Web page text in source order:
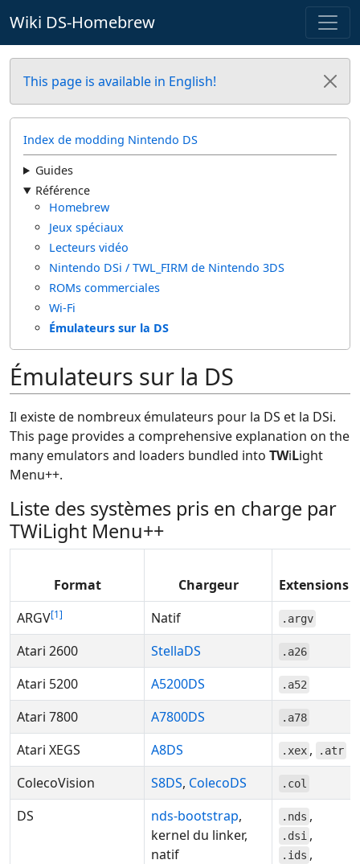
Wiki DS-Homebrew
This page is available in English!
Index de modding Nintendo DS
Guides
Référence
Homebrew
Jeux spéciaux
Lecteurs vidéo
Nintendo DSi / TWL_FIRM de Nintendo 3DS
ROMs commerciales
Wi-Fi
Émulateurs sur la DS
Émulateurs sur la DS
Il existe de nombreux émulateurs pour la DS et la DSi.
This page provides a comprehensive explanation on the
many emulators and loaders bundled into TWiLight
Menu++.
Liste des systèmes pris en charge par
TWiLight Menu++
Format Chargeur
Extensions
ARGV 1 Natif .argv
Atari 2600 StellaDS .a26
Atari 5200 A5200DS .a52
Atari 7800 A7800DS .a78
Atari XEGS A8DS .xex , .atr
ColecoVision S8DS, ColecoDS .col
DS nds-bootstrap,
kernel du linker,
natif
.nds ,
.dsi ,
.ids ,